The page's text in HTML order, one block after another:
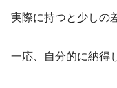
実際に持つと少しの
一応、自分的に納得